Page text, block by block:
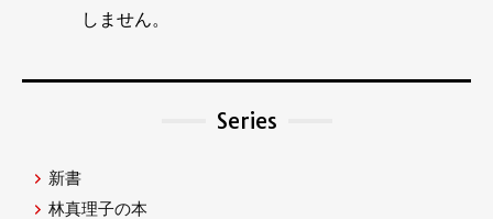
しません。
Series
新書
林真理子の本